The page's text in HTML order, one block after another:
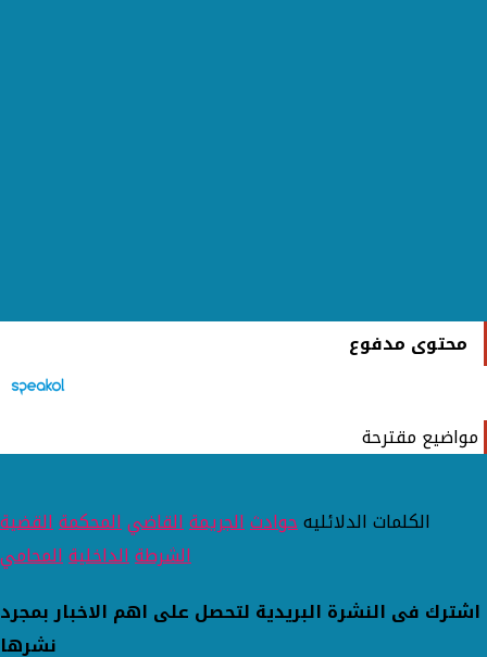
محتوى مدفوع
مواضيع مقترحة
الكلمات الدلائليهحوادثالجريمةالقاضيالمحكمةالقضية
الشرطةالداخليةالمحامي
اشترك فى النشرة البريدية لتحصل على اهم الاخبار بمجرد
نشرها